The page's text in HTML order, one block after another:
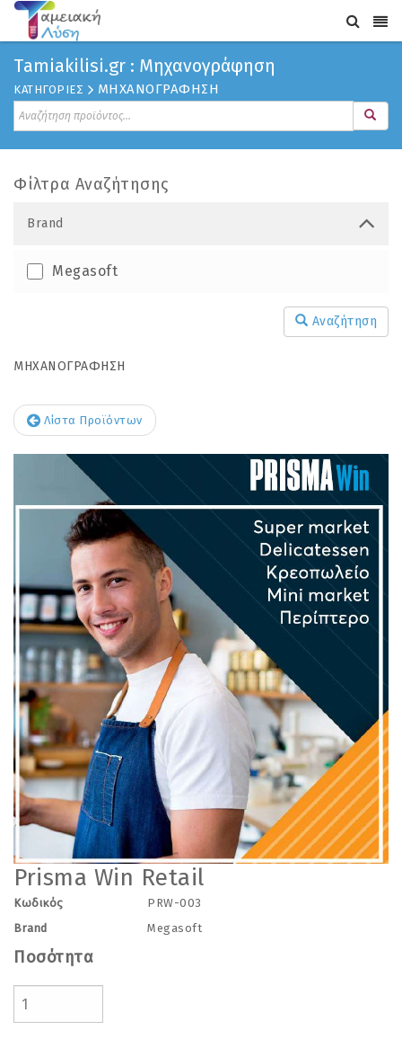
Τamiakilisi.gr : Μηχανογράφηση
ΚΑΤΗΓΟΡΙΕΣ ΜΗΧΑΝΟΓΡΑΦΗΣΗ
Φίλτρα Αναζήτησης
Brand
Megasoft
Αναζήτηση
ΜΗΧΑΝΟΓΡΑΦΗΣΗ
Λίστα Προϊόντων
Prisma Win Retail
Κωδικός
PRW-003
Brand
Megasoft
Ποσότητα